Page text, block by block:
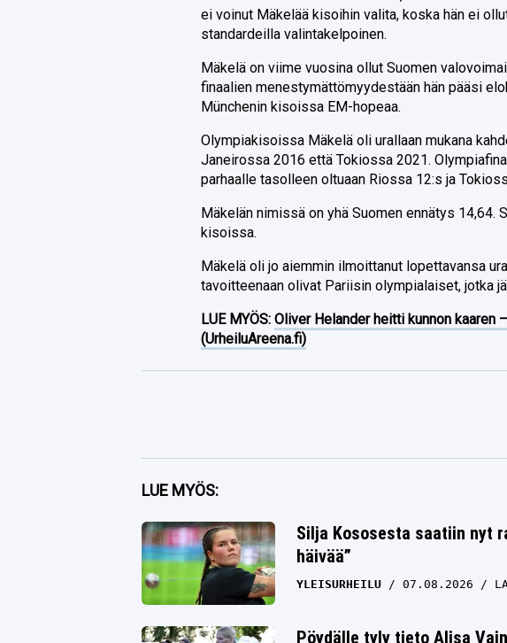
ei voinut Mäkelää kisoihin valita, koska hän ei
standardeilla valintakelpoinen.
Mäkelä on viime vuosina ollut Suomen
finaalien menestymättömyydestään hän pääsi
Münchenin kisoissa EM-hopeaa.
Olympiakisoissa Mäkelä oli urallaan mukana
Janeirossa 2016 että Tokiossa 2021.
parhaalle tasolleen oltuaan Riossa 12:s ja
Mäkelän nimissä on yhä Suomen ennätys 14,64.
kisoissa.
Mäkelä oli jo aiemmin ilmoittanut lopettavansa
tavoitteenaan olivat Pariisin olympialaiset, jotka
LUE MYÖS:Oliver Helander heitti kunnon kaaren
(UrheiluAreena.fi)
Facebook
Twitter
Whatsapp
LUE MYÖS:
Silja Kososesta saatiin nyt
häivää”
YLEISURHEILU 07.08.2026
Pöydälle tyly tieto Alisa